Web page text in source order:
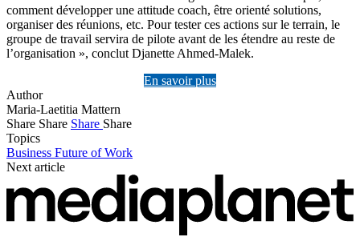
comment développer une attitude coach, être orienté solutions,
organiser des réunions, etc. Pour tester ces actions sur le terrain, le
groupe de travail servira de pilote avant de les étendre au reste de
l’organisation », conclut Djanette Ahmed-Malek.
En savoir plus
Author
Maria-Laetitia Mattern
Share Share Share Share
Topics
Business Future of Work
Next article